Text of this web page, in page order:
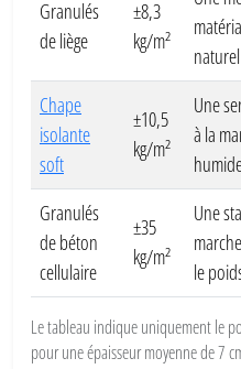
Granulés
de liège
±8,3
kg/m²
Chape
isolante
soft
±10,5
kg/m²
Une
à la
Granulés
de béton
cellulaire
±35
kg/m²
Une
le
Le tableau indique uniquement le
pour une épaisseur moyenne de 7